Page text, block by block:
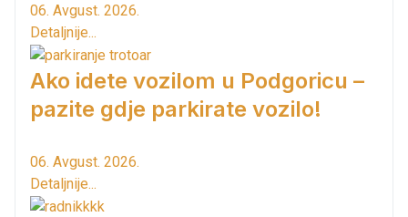
06. Avgust. 2026.
Detaljnije...
Ako idete vozilom u Podgoricu –
pazite gdje parkirate vozilo!
06. Avgust. 2026.
Detaljnije...